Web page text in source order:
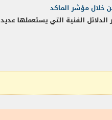
خلال مؤشر الماكد
الفنية التي يستعملها